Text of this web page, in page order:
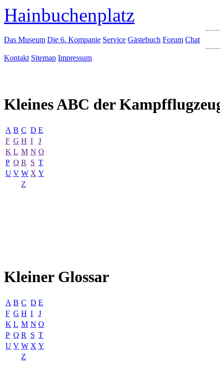
Hainbuchenplatz
Das Museum Die 6. Kompanie Service Gästebuch Forum Chat
Kontakt Sitemap Impressum
Kleines ABC der
A B C D E
F G H I
J
K L M N O
P Q R S T
U V W X Y
Z
Kleiner Glossar
A B C D E
F G H I
J
K L M N O
P Q R S T
U V W X Y
Z